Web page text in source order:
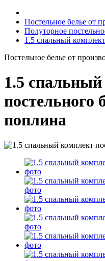
Постельное белье от
Полуторное
1.5 спальный
Постельное белье от
1.5
постельного
поплина